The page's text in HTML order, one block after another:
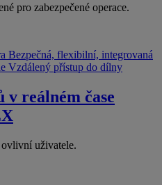
pro zabezpečené operace.
Bezpečná, flexibilní, integrovaná
Vzdálený přístup do dílny
v reálném čase
uživatele.